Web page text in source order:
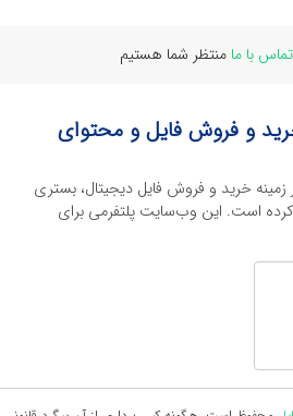
تماس با ما منتظر شما هستیم
و فروش فایل و محتوای
زمینه خرید و فروش فایل دیجیتال، بستری
کرده است. این وب‌سایت‌ پلتفرمی برای
ایجاد می‌کند تا به راحتی محصولات
از محتواهایی باکیفیت برای پیشبرد
به کاربران کمک می‌کند تا زمان و
به سرعت پروژه‌های خود را تکمیل کنند. در